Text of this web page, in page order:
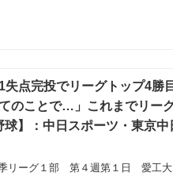
点完投でリーグトップ4勝
のことで…」これまでリー
球】：中日スポーツ・東京中
リーグ１部 第４週第１日 愛工